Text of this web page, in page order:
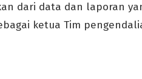
dari data dan laporan
ketua Tim